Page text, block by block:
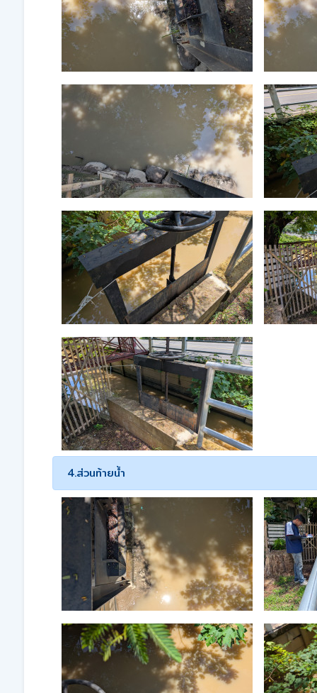
4.ส่วนท้ายน้ำ